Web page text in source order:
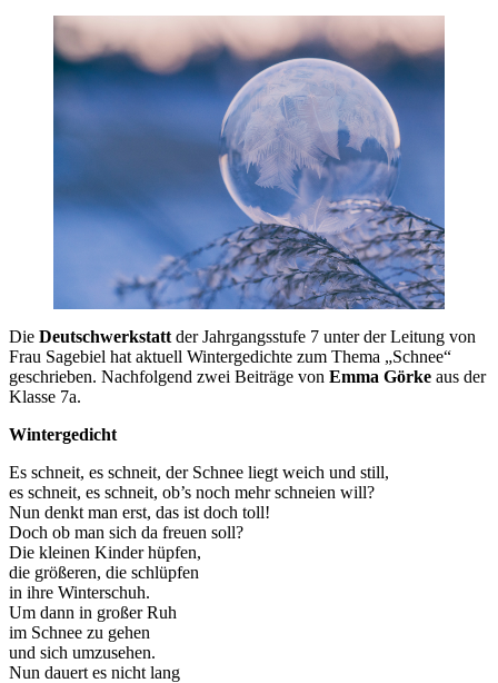
Die Deutschwerkstatt der Jahrgangsstufe 7 unter der Leitung von
Frau Sagebiel hat aktuell Wintergedichte zum Thema „Schnee“
geschrieben. Nachfolgend zwei Beiträge von Emma Görke aus der
Klasse 7a.
Wintergedicht
Es schneit, es schneit, der Schnee liegt weich und still,
es schneit, es schneit, ob’s noch mehr schneien will?
Nun denkt man erst, das ist doch toll!
Doch ob man sich da freuen soll?
Die kleinen Kinder hüpfen,
die größeren, die schlüpfen
in ihre Winterschuh.
Um dann in großer Ruh
im Schnee zu gehen
und sich umzusehen.
Nun dauert es nicht lang